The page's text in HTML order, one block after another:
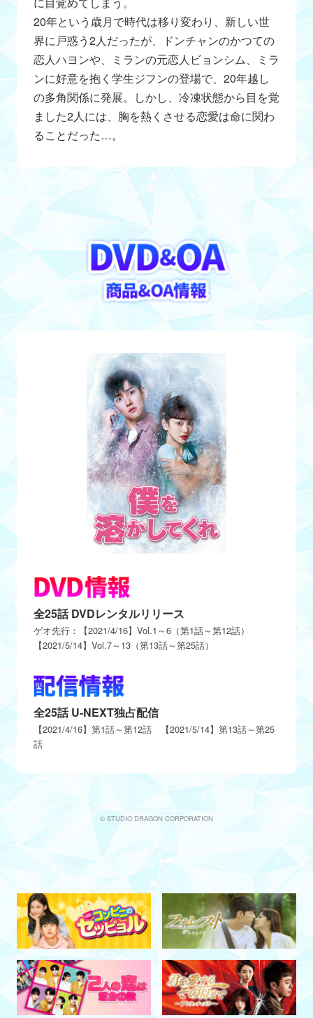
20年という歳月で時代は移り変わり、新しい世
界に戸惑う2人だったが、ドンチャンのかつての
恋人ハヨンや、ミランの元恋人ビョンシム、ミラ
ンに好意を抱く学生ジフンの登場で、20年越し
の多角関係に発展。しかし、冷凍状態から目を覚
ました2人には、胸を熱くさせる恋愛は命に関わ
ることだった…。
全25話 DVDレンタルリリース
ゲオ先行：【2021/4/16】Vol.1～6（第1話～第12話）
【2021/5/14】Vol.7～13（第13話～第25話）
全25話 U-NEXT独占配信
【2021/4/16】第1話～第12話 【2021/5/14】第13話～第25
話
© STUDIO DRAGON CORPORATION